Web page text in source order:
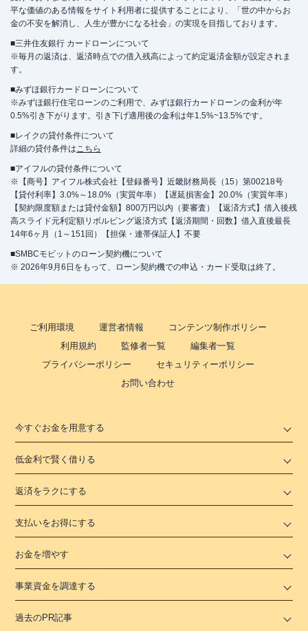
平な価値のある情報をサイト利用者に提供することにより、「世の中からお
金の不安を解消し、人生が豊かになる社会」の実現を目指しております。
■三井住友銀行 カードローンについて
※毎月の返済は、返済時点での借入残高によって約定返済金額が設定されま
す。
■みずほ銀行カードローンについて
※みずほ銀行住宅ローンのご利用で、みずほ銀行カードローンの金利が年
0.5%引き下がります。引き下げ適用後の金利は年1.5%~13.5%です。
■レイクの貸付条件について
詳細の貸付条件はこちら
■アイフルの貸付条件について
※【商号】アイフル株式会社【登録番号】近畿財務局長（15）第00218号
【貸付利率】3.0%～18.0%（実質年率）【遅延損害金】20.0%（実質年率）
【契約限度額または貸付金額】800万円以内（要審査）【返済方式】借入後残
高スライド元利定額リボルビング返済方式【返済期間・回数】借入直後最長
14年6ヶ月（1～151回）【担保・連帯保証人】不要
■SMBCモビットのローン契約機について
※ 2026年9月6日をもって、ローン契約機での申込・カード受取は終了。
ご利用環境 運営者情報
コンテンツ制作ポリシー
利用規約
監修者一覧
編集者一覧
プライバシーポリシー
セキュリティーポリシー
お問い合わせ
今すぐお金を用意する
低金利で賢く借りる
返済をラクにする
支払いをお得にする
お金を増やす
事業資金を調達する
過去のPR記事